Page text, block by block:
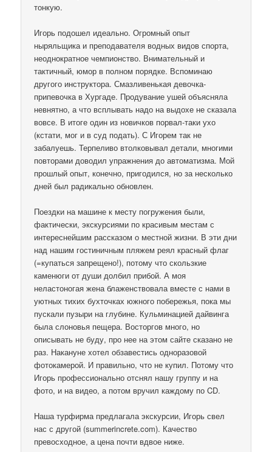
тонкую.
Игорь подошел идеально. Огромный опыт
ныряльщика и преподавателя водных видов спорта,
неоднократное чемпионство. Внимательный и
тактичный, юмор в полном порядке. Вспоминаю
другого инструктора. Смазливенькая девочка-
припевочка в Хургаде. Продувание ушей объясняла
невнятно, а что всплывать надо на выдохе не сказала
вовсе. В итоге один из новичков порвал-таки ухо
(кстати, мог и в суд подать). С Игорем так не
забалуешь. Терпеливо втолковывал детали, многими
повторами доводил упражнения до автоматизма. Мой
прошлый опыт, конечно, пригодился, но за несколько
дней был радикально обновлен.
Поездки на машине к месту погружения были,
фактически, экскурсиями по красивым местам с
интереснейшим рассказом о местной жизни. В эти дни
над нашим гостиничным пляжем реял красный флаг
(=купаться запрещено!), потому что скользкие
каменюги от души долбил прибой. А моя
неластоногая жена блаженствовала вместе с нами в
уютных тихих бухточках южного побережья, пока мы
пускали пузыри на глубине. Кульминацией дайвинга
была слоновья пещера. Восторгов много, но
описывать не буду, про нее на этом сайте сказано не
раз. Накануне хотел обзавестись одноразовой
фотокамерой. И правильно, что не купил. Потому что
Игорь профессионально отснял нашу группу и на
фото, и на видео, а потом вручил каждому по CD.
Наша турфирма предлагала экскурсии, Игорь свел
нас с другой (summerincrete.com). Качество
превосходное, а цена почти вдвое ниже.